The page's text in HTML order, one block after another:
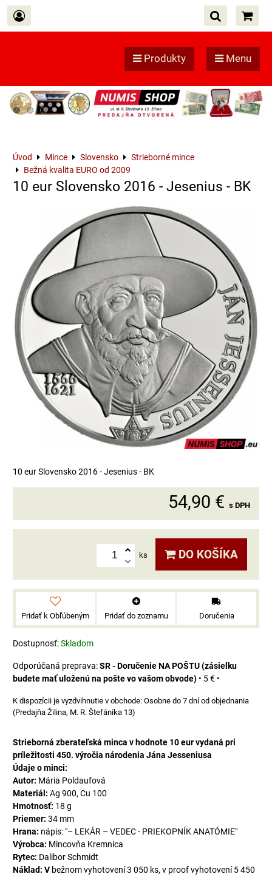
Produkty Menu
Úvod Mince Slovensko
Strieborné mince
Bežná kvalita EURO od 2009
10 eur Slovensko 2016 - Jesenius - BK
10 eur Slovensko 2016 - Jesenius - BK
54,90 € s DPH
ks DO KOŠÍKA
Pridať k Obľúbeným Pridať do zoznamu Doručenia
Dostupnosť:Skladom
SR - Doručenie NA POŠTU (zásielku
budete mať uloženú na pošte vo vašom obvode) • 5 € •
Osobne do 7 dní od objednania
(Predajňa Žilina, M. R. Štefánika 13)
Strieborná zberateľská minca v hodnote 10 eur vydaná pri
príležitosti 450. výročia národenia Jána Jesseniusa
Údaje o minci:
Autor: Mária Poldaufová
Materiál: Ag 900, Cu 100
Hmotnosť: 18 g
Priemer: 34 mm
Hrana: nápis: "– LEKÁR – VEDEC - PRIEKOPNÍK ANATÓMIE"
Výrobca: Mincovňa Kremnica
Rytec: Dalibor Schmidt
Náklad: V bežnom vyhotovení 3 050 ks, v proof vyhotovení 5 450